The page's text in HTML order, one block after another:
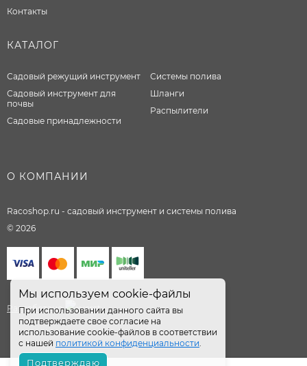
Мы используем cookie-файлы
При использовании данного сайта вы
подтверждаете свое согласие на
использование cookie-файлов в соответствии
с нашей политикой конфиденциальности.
Подтверждаю
Контакты
КАТАЛОГ
Садовый режущий инструмент
Садовый инструмент для
почвы
Садовые принадлежности
Системы полива
Шланги
Распылители
О КОМПАНИИ
Racoshop.ru - садовый инструмент и системы полива
© 2026
Разработано